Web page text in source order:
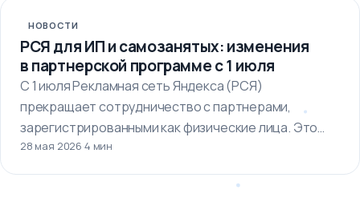
НОВОСТИ
РСЯ для ИП и самозанятых: изменения
в партнерской программе с 1 июля
С 1 июля Рекламная сеть Яндекса (РСЯ)
прекращает сотрудничество с партнерами,
зарегистрированными как физические лица. Это
означает, что…
28 мая 2026·4 мин